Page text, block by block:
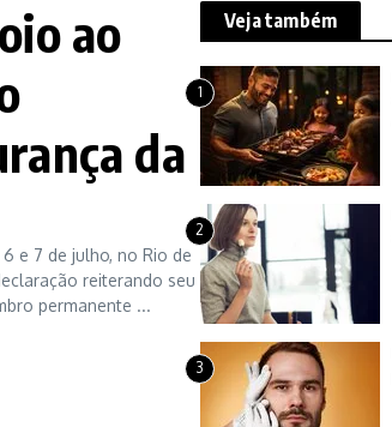
ao
da
e 7 de julho, no Rio de
reiterando seu
permanente ...
Veja também
1
2
3